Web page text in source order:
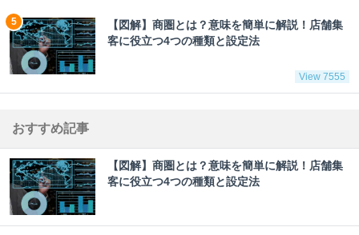
【図解】商圏とは？意味を簡単に解説！店舗集
客に役立つ4つの種類と設定法
View 7555
おすすめ記事
【図解】商圏とは？意味を簡単に解説！店舗集
客に役立つ4つの種類と設定法